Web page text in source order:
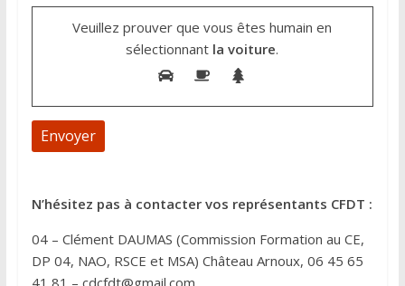
Veuillez prouver que vous êtes humain en
sélectionnant la voiture.
A
t
e
N’hésitez pas à contacter vos représentants CFDT :
04 – Clément DAUMAS (Commission Formation au CE,
DP 04, NAO, RSCE et MSA) Château Arnoux, 06 45 65
41 81 – cdcfdt@gmail.com